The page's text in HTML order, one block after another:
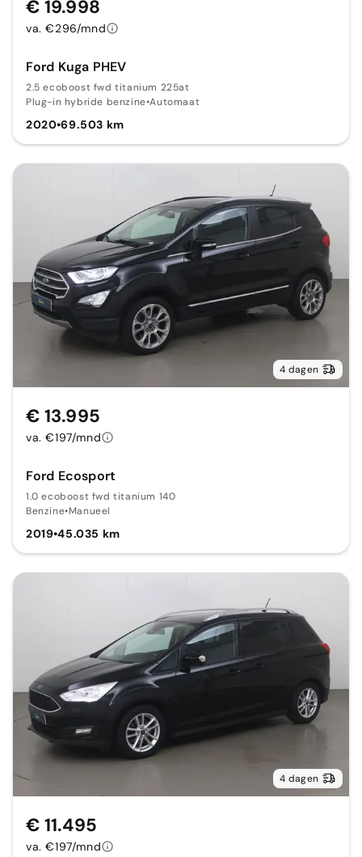
Ford Kuga PHEV
2.5 ecoboost fwd titanium 225at
Plug-in hybride benzine•Automaat
2020•69.503 km
€ 19.998
va. €296/mnd
4 dagen
Ford Ecosport
1.0 ecoboost fwd titanium 140
Benzine•Manueel
2019•45.035 km
€ 13.995
va. €197/mnd
4 dagen
€ 11.495
va. €197/mnd